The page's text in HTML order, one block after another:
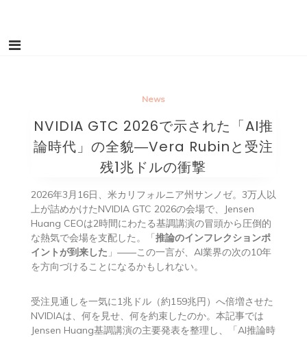
News
NVIDIA GTC 2026で示された「AI推
論時代」の全貌―Vera Rubinと受注
残1兆ドルの衝撃
2026年3月16日、米カリフォルニア州サンノゼ。3万人以
上が詰めかけたNVIDIA GTC 2026の会場で、Jensen
Huang CEOは2時間にわたる基調講演の冒頭から圧倒的
な熱気で会場を支配した。「推論のインフレクションポ
イントが到来した 」――この一言が、AI業界の次の10年
を方向づけることになるかもしれない。
受注見通しを一気に1兆ドル（約159兆円）へ倍増させた
NVIDIAは、何を見せ、何を約束したのか。本記事では
Jensen Huang基調講演の主要発表を整理し、「AI推論時